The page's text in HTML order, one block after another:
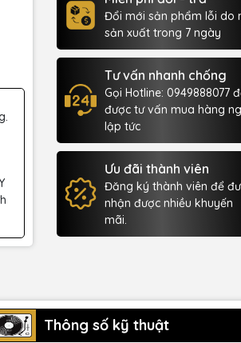
Đổi mới sản phẩm lỗi do
sản xuất trong 7 ngày
Tư vấn nhanh chống
Gọi Hotline: 0949888077
được tư vấn mua hàng
lập tức
Ưu đãi thành viên
Đăng ký thành viên để
nhận được nhiều khuyến
mãi.
Thông số kỹ thuật